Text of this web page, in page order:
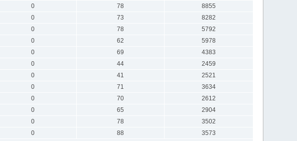
0 78
8855
0 73
8282
0 78
5792
0 62
5978
0 69
4383
0 44
2459
0 41
2521
0 71
3634
0 70
2612
0 65
2904
0 78
3502
0 88 3573